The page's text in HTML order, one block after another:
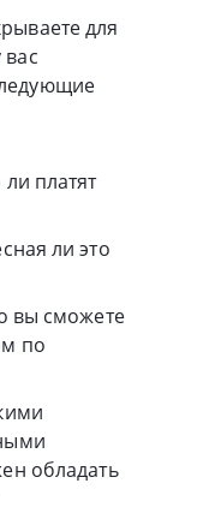
для
платят
ли это
вы сможете
по
обладать